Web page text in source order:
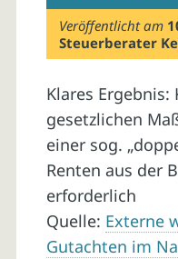
Veröffentlicht am
Steuerberater
Klares Ergebnis:
gesetzlichen
einer sog.
Renten aus der
erforderlich
Quelle: Externe
Gutachten im